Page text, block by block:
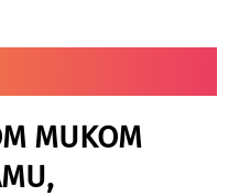
MUKOM